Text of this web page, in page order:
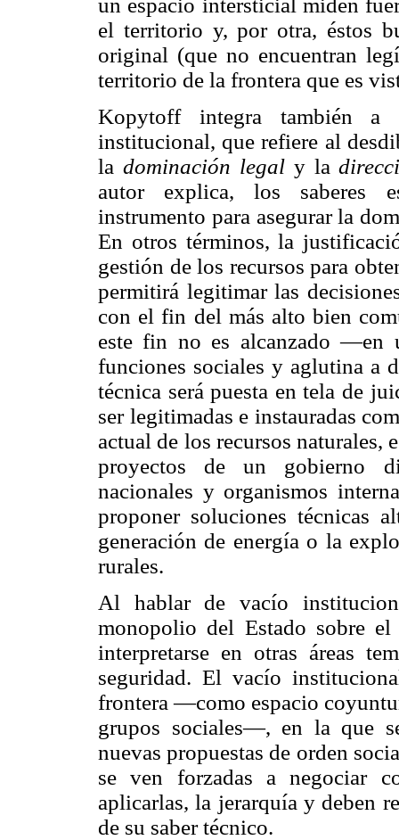
el territorio y, por otra, éstos
original (que no encuentran
territorio de la frontera que es
Kopytoff integra también a
institucional, que refiere al
la dominación legaly la
autor explica, los saberes
instrumento para asegurar la
En otros términos, la
gestión de los recursos para
permitirá legitimar las
con el fin del más alto bien
este fin no es alcanzado —en
funciones sociales y aglutina a
técnica será puesta en tela de
ser legitimadas e instauradas
actual de los recursos naturales,
proyectos de un gobierno
nacionales y organismos
proponer soluciones técnicas
generación de energía o la
rurales.
Al hablar de vacío
monopolio del Estado sobre
interpretarse en otras áreas
seguridad. El vacío
frontera —como espacio
grupos sociales—, en la que
nuevas propuestas de orden
se ven forzadas a negociar
aplicarlas, la jerarquía y deben
de su saber técnico.